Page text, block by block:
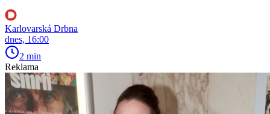
Karlovarská Drbna
dnes, 16:00
2 min
Reklama